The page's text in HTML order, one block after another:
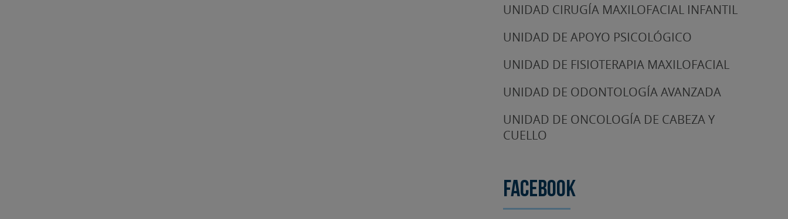
UNIDAD CIRUGÍA MAXILOFACIAL INFANTIL
UNIDAD DE APOYO PSICOLÓGICO
UNIDAD DE FISIOTERAPIA MAXILOFACIAL
UNIDAD DE ODONTOLOGÍA AVANZADA
UNIDAD DE ONCOLOGÍA DE CABEZA Y
CUELLO
Facebook